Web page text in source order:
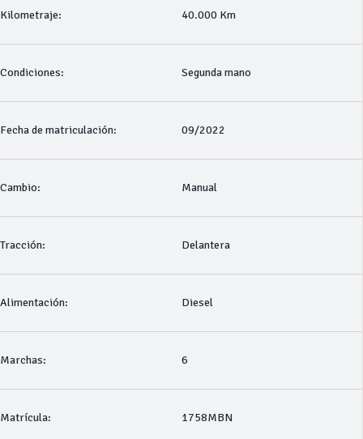
Kilometraje: 40.000 Km
Condiciones: Segunda mano
Fecha de matriculación: 09/2022
Cambio: Manual
Tracción: Delantera
Alimentación: Diesel
Marchas: 6
Matrícula: 1758MBN